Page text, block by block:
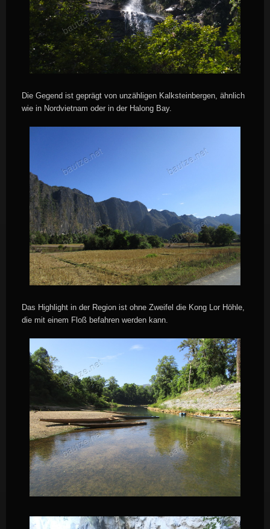
Die Gegend ist geprägt von unzähligen Kalksteinbergen, ähnlich
wie in Nordvietnam oder in der Halong Bay.
Das Highlight in der Region ist ohne Zweifel die Kong Lor Höhle,
die mit einem Floß befahren werden kann.